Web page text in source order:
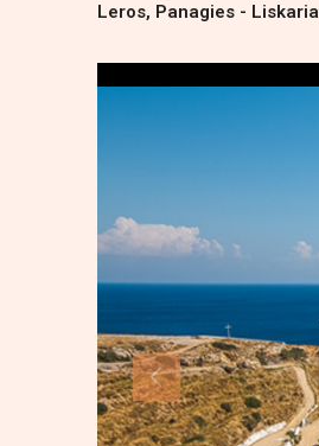
Leros, Panagies - Liskaria